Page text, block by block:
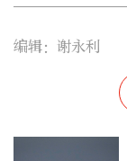
编辑：谢永利